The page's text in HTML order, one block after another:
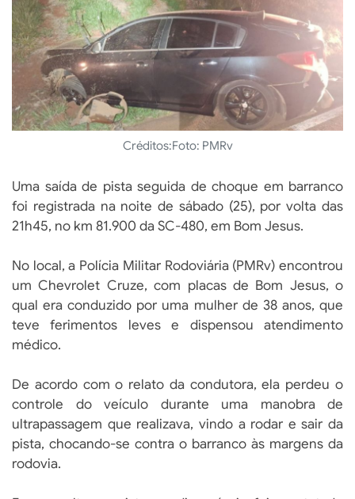
Créditos:Foto: PMRv
Uma saída de pista seguida de choque em barranco
foi registrada na noite de sábado (25), por volta das
21h45, no km 81.900 da SC-480, em Bom Jesus.
No local, a Polícia Militar Rodoviária (PMRv) encontrou
um Chevrolet Cruze, com placas de Bom Jesus, o
qual era conduzido por uma mulher de 38 anos, que
teve ferimentos leves e dispensou atendimento
médico.
De acordo com o relato da condutora, ela perdeu o
controle do veículo durante uma manobra de
ultrapassagem que realizava, vindo a rodar e sair da
pista, chocando-se contra o barranco às margens da
rodovia.